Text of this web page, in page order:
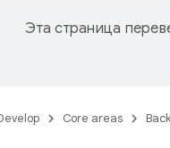
Эта страница
Core areas